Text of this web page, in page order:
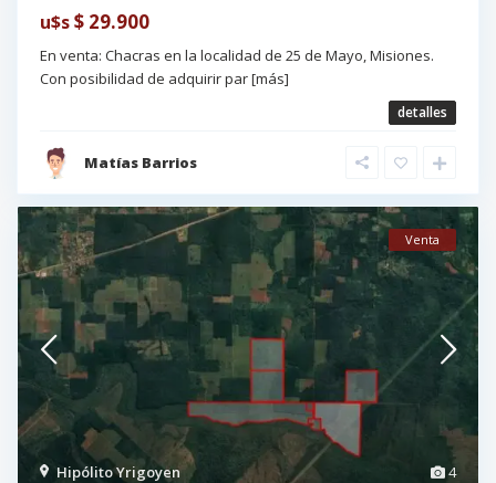
u$s$ 29.900
En venta: Chacras en la localidad de 25 de Mayo, Misiones.
Con posibilidad de adquirir par[más]
detalles
Matías Barrios
4
Hipólito Yrigoyen
Venta